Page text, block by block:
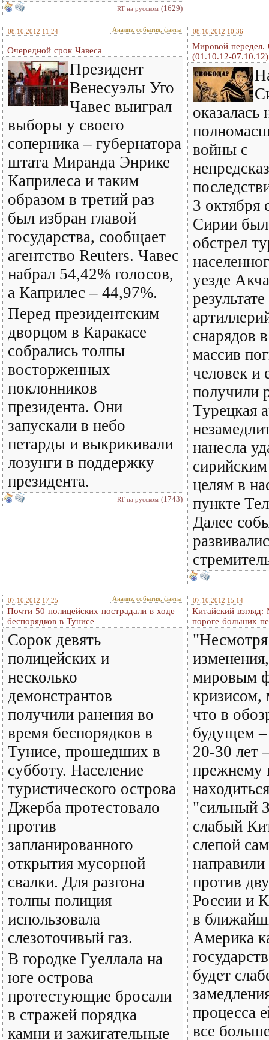
RT на русском (1629)
08.10.2012 11:24 Анализ, события, факты
Очередной срок Чавеса
Президент
Венесуэлы Уго
Чавес выиграл
выборы у своего
соперника – губернатора
штата Миранда Энрике
Каприлеса и таким
образом в третий раз
был избран главой
государства, сообщает
агентство Reuters. Чавес
набрал 54,42% голосов,
а Каприлес – 44,97%.
Перед президентским
дворцом в Каракасе
собрались толпы
восторженных
поклонников
президента. Они
запускали в небо
петарды и выкрикивали
лозунги в поддержку
президента.
RT на русском (1743)
08.10.2012 10:36
Мировой передел.
(01.10.12-
оказалась
войны с
3 октября
Сирии
обстрел
уезде
снарядов
массив
человек и
получили
Турецкая
нанесла
целям в
пункте
Далее
07.10.2012 17:25 Анализ, события, факты
Почти 50 полицейских пострадали в ходе
беспорядков в Тунисе
Сорок девять
полицейских и
несколько
демонстрантов
получили ранения во
время беспорядков в
Тунисе, прошедших в
субботу. Население
туристического острова
Джерба протестовало
против
запланированного
открытия мусорной
свалки. Для разгона
толпы полиция
использовала
слезоточивый газ.
В городке Гуеллала на
юге острова
протестующие бросали
в стражей порядка
камни и зажигательные
07.10.2012 15:14
Китайский
пороге больших
мировым
кризисом,
что в
будущем
20-30 лет
прежнему
"сильный
слабый
слепой
направили
против
России и
в
Америка
будет
процесса
все